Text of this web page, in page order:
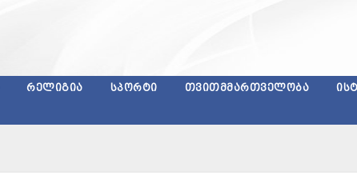
ᲠᲔᲚᲘᲒᲘᲐ ᲡᲞᲝᲠᲢᲘ ᲗᲕᲘᲗᲛᲛᲐᲠᲗᲕᲔᲚᲝᲑᲐ